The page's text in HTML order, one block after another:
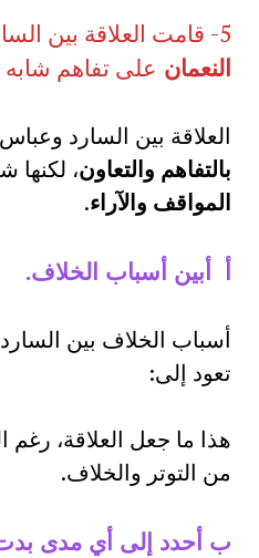
5- قامت العلاقة بين السارد وعباس حلمي
النعمان على تفاهم
العلاقة بين السارد
بالتفاهم والتعاون، لكنها
المواقف والآراء.
أ أبين أسباب الخلاف
أسباب الخلاف بين
تعود إلى:
هذا ما جعل العلاقة، رغم
من التوتر والخلاف.
ب أحدد إلى أي مدى